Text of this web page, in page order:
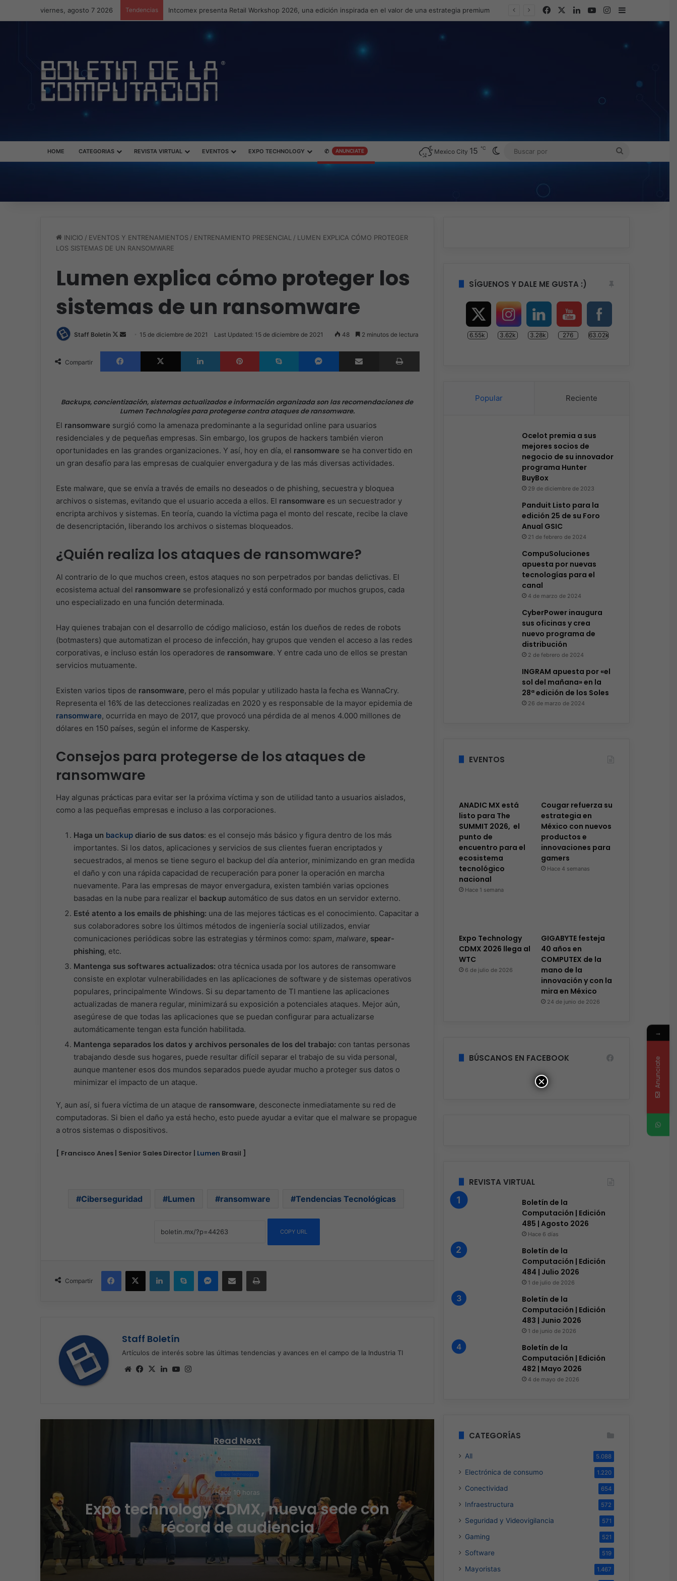
viernes, agosto 7 2026 Tendencias Intcomex presenta Retail Workshop 2026, una edición inspirada en el valor de una estrategia premium FacebookLinkedInYouTubeInstagram
Barra lateral
HOME CATEGORIAS REVISTA VIRTUAL EVENTOS EXPO TECHNOLOGY ✆ ANUNCIATE Mexico City 15 ℃ Switch skin
BUSCAR
INICIO / EVENTOS Y ENTRENAMIENTOS / ENTRENAMIENTO PRESENCIAL / LUMEN EXPLICA CÓMO PROTEGER
LOS SISTEMAS DE UN RANSOMWARE
Lumen explica cómo proteger los
sistemas de un ransomware
Staff Boletín
Follow
X
Send 15 de diciembre de 2021 Last Updated: 15 de diciembre de 2021 48 2 minutos de lectura
Compartir
Facebook X LinkedIn Pinterest Skype Messenger Compartir por correo electrónico Imprimir
Backups, concientización, sistemas actualizados e información organizada son las recomendaciones de
Lumen Technologies para protegerse contra ataques de ransomware.
El ransomware surgió como la amenaza predominante a la seguridad online para usuarios
residenciales y de pequeñas empresas. Sin embargo, los grupos de hackers también vieron
oportunidades en las grandes organizaciones. Y así, hoy en día, el ransomware se ha convertido en
un gran desafío para las empresas de cualquier envergadura y de las más diversas actividades.
Este malware, que se envía a través de emails no deseados o de phishing, secuestra y bloquea
archivos o sistemas, evitando que el usuario acceda a ellos. El ransomware es un secuestrador y
encripta archivos y sistemas. En teoría, cuando la víctima paga el monto del rescate, recibe la clave
de desencriptación, liberando los archivos o sistemas bloqueados.
¿Quién realiza los ataques de ransomware?
Al contrario de lo que muchos creen, estos ataques no son perpetrados por bandas delictivas. El
ecosistema actual del ransomware se profesionalizó y está conformado por muchos grupos, cada
uno especializado en una función determinada.
Hay quienes trabajan con el desarrollo de código malicioso, están los dueños de redes de robots
(botmasters) que automatizan el proceso de infección, hay grupos que venden el acceso a las redes
corporativas, e incluso están los operadores de ransomware. Y entre cada uno de ellos se prestan
servicios mutuamente.
Existen varios tipos de ransomware, pero el más popular y utilizado hasta la fecha es WannaCry.
Representa el 16% de las detecciones realizadas en 2020 y es responsable de la mayor epidemia de
ransomware, ocurrida en mayo de 2017, que provocó una pérdida de al menos 4.000 millones de
dólares en 150 países, según el informe de Kaspersky.
Consejos para protegerse de los ataques de
ransomware
Hay algunas prácticas para evitar ser la próxima víctima y son de utilidad tanto a usuarios aislados,
como a las pequeñas empresas e incluso a las corporaciones.
Haga un backup diario de sus datos: es el consejo más básico y figura dentro de los más
importantes. Si los datos, aplicaciones y servicios de sus clientes fueran encriptados y
secuestrados, al menos se tiene seguro el backup del día anterior, minimizando en gran medida
el daño y con una rápida capacidad de recuperación para poner la operación en marcha
nuevamente. Para las empresas de mayor envergadura, existen también varias opciones
basadas en la nube para realizar el backupautomático de sus datos en un servidor externo.
Esté atento a los emails de phishing: una de las mejores tácticas es el conocimiento. Capacitar a
sus colaboradores sobre los últimos métodos de ingeniería social utilizados, enviar
comunicaciones periódicas sobre las estrategias y términos como: spam, malware, spear-
phishing, etc.
Mantenga sus softwares actualizados: otra técnica usada por los autores de ransomware
consiste en explotar vulnerabilidades en las aplicaciones de software y de sistemas operativos
populares, principalmente Windows. Si su departamento de TI mantiene las aplicaciones
actualizadas de manera regular, minimizará su exposición a potenciales ataques. Mejor aún,
asegúrese de que todas las aplicaciones que se puedan configurar para actualizarse
automáticamente tengan esta función habilitada.
Mantenga separados los datos y archivos personales de los del trabajo: con tantas personas
trabajando desde sus hogares, puede resultar difícil separar el trabajo de su vida personal,
aunque mantener esos dos mundos separados puede ayudar mucho a proteger sus datos o
minimizar el impacto de un ataque.
Y, aun así, si fuera víctima de un ataque de ransomware, desconecte inmediatamente su red de
computadoras. Si bien el daño ya está hecho, esto puede ayudar a evitar que el malware se propague
a otros sistemas o dispositivos.
[ Francisco Anes | Senior Sales Director | Lumen Brasil ]
Ciberseguridad Lumen ransomware Tendencias Tecnológicas
COPY URL
Compartir
Facebook
X LinkedInSkype MessengerCompartir por correo electrónicoImprimir
Staff Boletín
Artículos de interés sobre las últimas tendencias y avances en el campo de la Industria TI
SitioFacebook
X LinkedInYouTube
Read Next
Expo Technology
Hace 10 horas
Expo technology CDMX, nueva sede con
récord de audiencia
Hace 12 horas
Veeam nombra a
Country Manager
SÍGUENOS Y DALE ME GUSTA :)
6.55k 3.62k 3.28k 276 63.02k
Popular Reciente
Ocelot premia a sus
mejores socios de
negocio de su innovador
programa Hunter
BuyBox
29 de diciembre de 2023
Panduit Listo para la
edición 25 de su Foro
Anual GSIC
21 de febrero de 2024
CompuSoluciones
apuesta por nuevas
tecnologías para el
canal
4 de marzo de 2024
CyberPower inaugura
sus oficinas y crea
nuevo programa de
distribución
2 de febrero de 2024
INGRAM apuesta por «el
sol del mañana» en la
28ª edición de los Soles
26 de marzo de 2024
EVENTOS
ANADIC MX está
listo para The
SUMMIT 2026, el
punto de
encuentro para el
ecosistema
tecnológico
nacional
Hace 1 semana
Cougar refuerza su
estrategia en
México con nuevos
productos e
innovaciones para
gamers
Hace 4 semanas
Expo Technology
CDMX 2026 llega al
WTC
6 de julio de 2026
GIGABYTE festeja
40 años en
COMPUTEX de la
mano de la
innovación y con la
mira en México
24 de junio de 2026
BÚSCANOS EN FACEBOOK
REVISTA VIRTUAL
Boletín de la
Computación | Edición
485 | Agosto 2026
Hace 6 días
Boletín de la
Computación | Edición
484 | Julio 2026
1 de julio de 2026
Boletín de la
Computación | Edición
483 | Junio 2026
1 de junio de 2026
Boletín de la
Computación | Edición
482 | Mayo 2026
4 de mayo de 2026
CATEGORÍAS
All 5.088
Electrónica de consumo 1.220
Conectividad 654
Infraestructura 572
Seguridad y Videovigilancia 571
Gaming 521
Software 519
Mayoristas 1.467
×
→
Anunciate